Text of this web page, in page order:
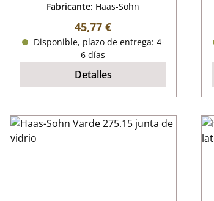
Fabricante: Haas-Sohn
Precio normal:
45,77 €
Disponible, plazo de entrega: 4-
6 días
Detalles